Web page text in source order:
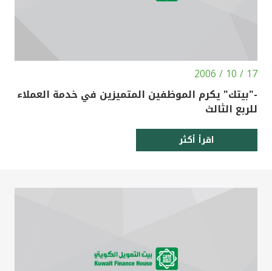
17 / 10 / 2006
-"بيتك" يكرم الموظفين المتميزين في خدمة العملاء
للربع الثالث
اقرأ أكثر